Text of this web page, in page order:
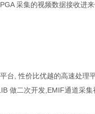
采集的视频数据接收进
台, 性价比优越的高速处理
做二次开发,EMIF通道采